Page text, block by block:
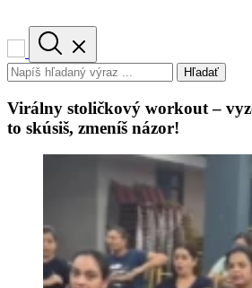
Hľadať
Virálny stoličkový workout –
to skúsiš, zmeníš názor!